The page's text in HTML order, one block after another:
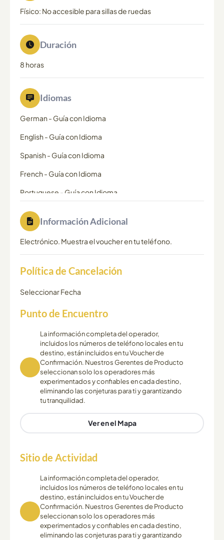
Físico: No accesible para sillas de ruedas
Duración
8 horas
Idiomas
German - Guía con Idioma
English - Guía con Idioma
Spanish - Guía con Idioma
French - Guía con Idioma
Portuguese - Guía con Idioma
Información Adicional
Electrónico. Muestra el voucher en tu teléfono.
Política de Cancelación
Seleccionar Fecha
Punto de Encuentro
La información completa del operador,
incluidos los números de teléfono locales en tu
destino, están incluidos en tu Voucher de
Confirmación. Nuestros Gerentes de Producto
seleccionan solo los operadores más
experimentados y confiables en cada destino,
eliminando las conjeturas para ti y garantizando
tu tranquilidad.
Ver en el Mapa
Sitio de Actividad
La información completa del operador,
incluidos los números de teléfono locales en tu
destino, están incluidos en tu Voucher de
Confirmación. Nuestros Gerentes de Producto
seleccionan solo los operadores más
experimentados y confiables en cada destino,
eliminando las conjeturas para ti y garantizando